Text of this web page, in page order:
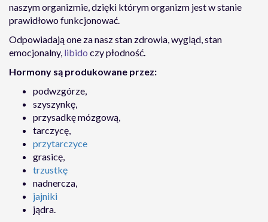
naszym organizmie, dzięki którym organizm jest w stanie
prawidłowo funkcjonować.
Odpowiadają one za nasz stan zdrowia, wygląd, stan
emocjonalny, libido czy płodność.
Hormony są produkowane przez:
podwzgórze,
szyszynkę,
przysadkę mózgową,
tarczycę,
przytarczyce
grasicę,
trzustkę
nadnercza,
jajniki
jądra.